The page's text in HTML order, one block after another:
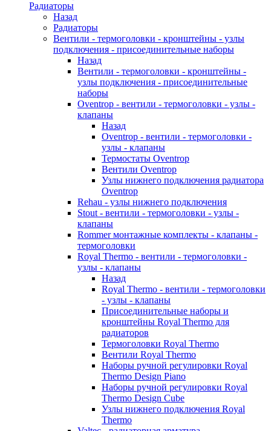
Радиаторы
Назад
Радиаторы
Вентили - термоголовки - кронштейны - узлы
подключения - присоединительные наборы
Назад
Вентили - термоголовки - кронштейны -
узлы подключения - присоединительные
наборы
Oventrop - вентили - термоголовки - узлы -
клапаны
Назад
Oventrop - вентили - термоголовки -
узлы - клапаны
Термостаты Oventrop
Вентили Oventrop
Узлы нижнего подключения радиатора
Oventrop
Rehau - узлы нижнего подключения
Stout - вентили - термоголовки - узлы -
клапаны
Rommer монтажные комплекты - клапаны -
термоголовки
Royal Thermo - вентили - термоголовки -
узлы - клапаны
Назад
Royal Thermo - вентили - термоголовки
- узлы - клапаны
Присоединительные наборы и
кронштейны Royal Thermo для
радиаторов
Термоголовки Royal Thermo
Вентили Royal Thermo
Наборы ручной регулировки Royal
Thermo Design Piano
Наборы ручной регулировки Royal
Thermo Design Cube
Узлы нижнего подключения Royal
Thermo